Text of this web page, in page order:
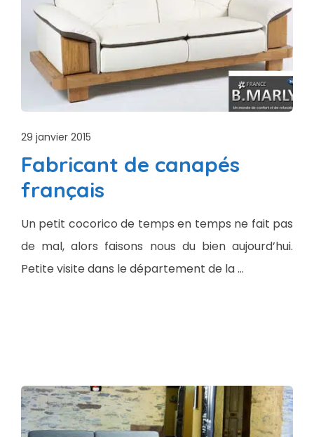
29 janvier 2015
Fabricant de canapés
français
Un petit cocorico de temps en temps ne fait pas
de mal, alors faisons nous du bien aujourd’hui.
Petite visite dans le département de la …